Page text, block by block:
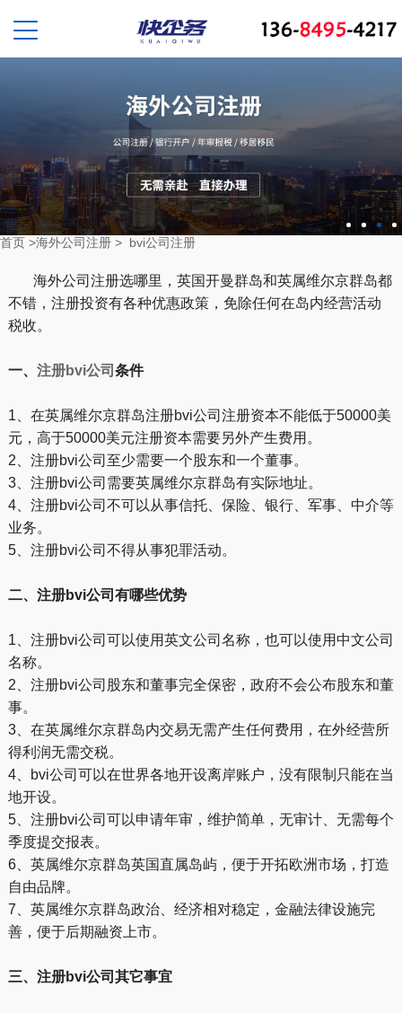
首页 >海外公司注册 > bvi公司注册
海外公司注册选哪里，英国开曼群岛和英属维尔京群岛都
不错，注册投资有各种优惠政策，免除任何在岛内经营活动
税收。
一、 注册bvi公司 条件
1、在英属维尔京群岛注册bvi公司注册资本不能低于50000美
元，高于50000美元注册资本需要另外产生费用。
2、注册bvi公司至少需要一个股东和一个董事。
3、注册bvi公司需要英属维尔京群岛有实际地址。
4、注册bvi公司不可以从事信托、保险、银行、军事、中介等
业务。
5、注册bvi公司不得从事犯罪活动。
二、注册bvi公司有哪些优势
1、注册bvi公司可以使用英文公司名称，也可以使用中文公司
名称。
2、注册bvi公司股东和董事完全保密，政府不会公布股东和董
事。
3、在英属维尔京群岛内交易无需产生任何费用，在外经营所
得利润无需交税。
4、bvi公司可以在世界各地开设离岸账户，没有限制只能在当
地开设。
5、注册bvi公司可以申请年审，维护简单，无审计、无需每个
季度提交报表。
6、英属维尔京群岛英国直属岛屿，便于开拓欧洲市场，打造
自由品牌。
7、英属维尔京群岛政治、经济相对稳定，金融法律设施完
善，便于后期融资上市。
三、注册bvi公司其它事宜